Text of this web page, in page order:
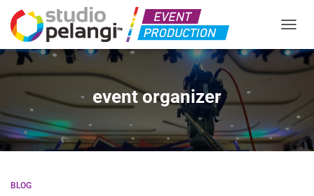
event organizer
BLOG